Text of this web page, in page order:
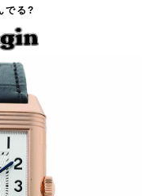
でる?
ベルソ・クラシック・ラージ・デュオ